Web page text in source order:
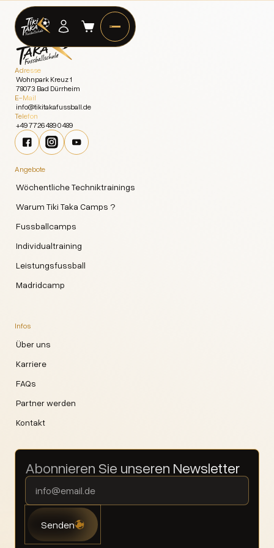
Adresse
Wohnpark Kreuz 1
78073 Bad Dürrheim
E-Mail
info@tikitakafussball.de
Telefon
+49 7726 489 0 489
Angebote
Wöchentliche Techniktrainings
Warum Tiki Taka Camps ?
Fussballcamps
Individualtraining
Leistungsfussball
Madridcamp
Infos
Über uns
Karriere
FAQs
Partner werden
Kontakt
Abonnieren Sie unseren Newsletter